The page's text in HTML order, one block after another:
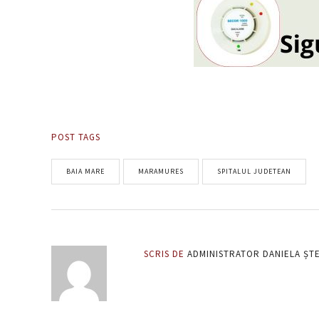
POST TAGS
BAIA MARE MARAMURES SPITALUL JUDETEAN
SCRIS DE ADMINISTRATOR DANIELA